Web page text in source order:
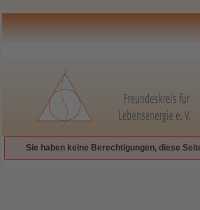
Sie haben keine Berechtigungen, diese